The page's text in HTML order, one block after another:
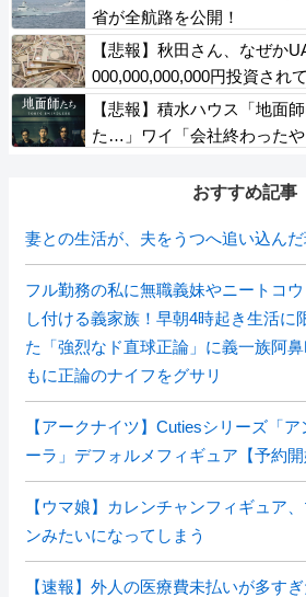
省が全航路を公開！
【悲報】秋田さん、なぜか
000,000,000,000円投資され
【悲報】積水ハウス「地面
た…」ワイ「会社終わった
おすすめ記事
妻との生活が、夫をうつへ追い込ん
フル勤務の私に無職義妹やニートコ
し付ける義家族！早朝4時起き生活に
た「強烈なド直球正論」に義一族阿
もに正論のナイフをグサリ
【アークナイツ】Cutiesシリーズ「
ーラ」デフォルメフィギュア【予約開
【ウマ娘】カレンチャンフィギュア
ンみたいになってしまう
【速報】外人の医療費未払いが多す